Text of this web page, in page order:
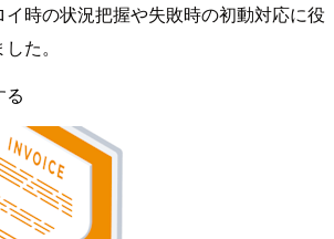
時の状況把握や失敗時の初動対応に役
た。
る